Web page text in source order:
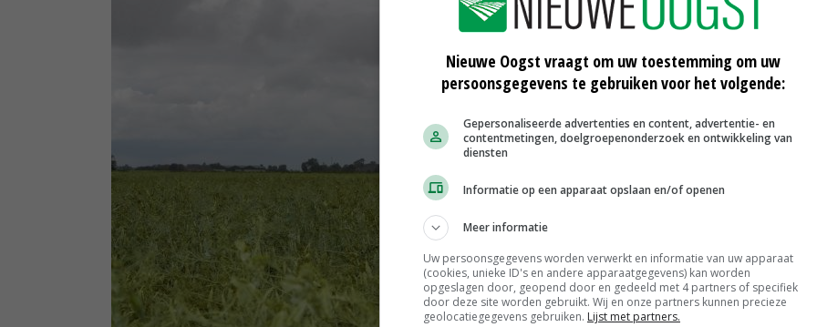
Nieuwe Oogst vraagt om uw toestemming om uw
persoonsgegevens te gebruiken voor het volgende:
Gepersonaliseerde advertenties en content, advertentie- en
contentmetingen, doelgroepenonderzoek en ontwikkeling van
diensten
Informatie op een apparaat opslaan en/of openen
Meer informatie
Uw persoonsgegevens worden verwerkt en informatie van uw apparaat
(cookies, unieke ID's en andere apparaatgegevens) kan worden
opgeslagen door, geopend door en gedeeld met 4 partners of specifiek
door deze site worden gebruikt. Wij en onze partners kunnen precieze
geolocatiegegevens gebruiken. Lijst met partners.